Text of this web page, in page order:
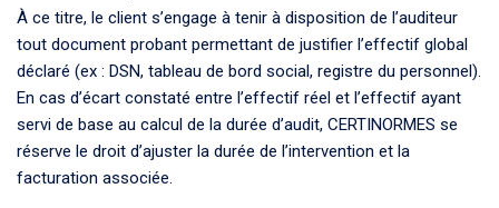
À ce titre, le client s’engage à tenir à disposition de l’auditeur
tout document probant permettant de justifier l’effectif global
déclaré (ex : DSN, tableau de bord social, registre du personnel).
En cas d’écart constaté entre l’effectif réel et l’effectif ayant
servi de base au calcul de la durée d’audit, CERTINORMES se
réserve le droit d’ajuster la durée de l’intervention et la
facturation associée.